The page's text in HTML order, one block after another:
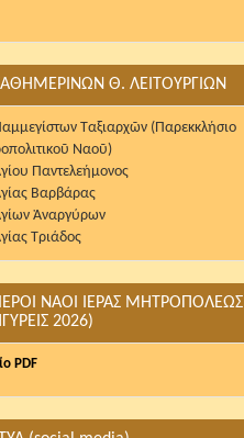
Θ. ΛΕΙΤΟΥΡΓΙΩΝ
Ταξιαρχῶν (Παρεκκλήσιο
Ναοῦ)
Παντελεήμονος
Βαρβάρας
Ἀναργύρων
Τριάδος
ΝΑΟΙ ΙΕΡΑΣ ΜΗΤΡΟΠΟΛΕΩΣ
2026)
PDF